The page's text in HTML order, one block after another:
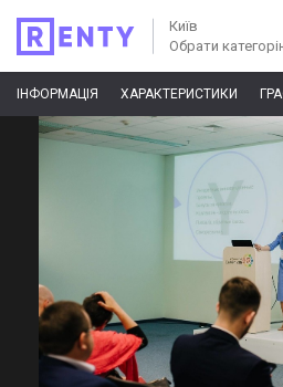
Київ
Обрати
ІНФОРМАЦІЯ ХАРАКТЕРИСТИКИ